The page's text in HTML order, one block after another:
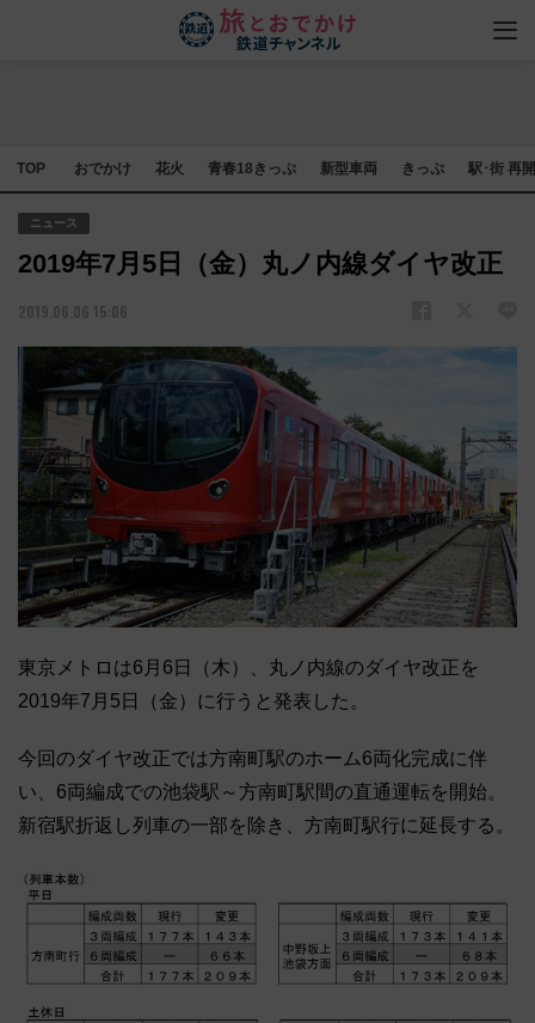
TOP おでかけ 花火 青春18きっぷ 新型車両 きっぷ 駅･街 再
ニュース
2019年7月5日（金）丸ノ内線ダイヤ改正
2019.06.06 15:06
東京メトロは6月6日（木）、丸ノ内線のダイヤ改正を
2019年7月5日（金）に行うと発表した。
今回のダイヤ改正では方南町駅のホーム6両化完成に伴
い、6両編成での池袋駅～方南町駅間の直通運転を開始。
新宿駅折返し列車の一部を除き、方南町駅行に延長する。